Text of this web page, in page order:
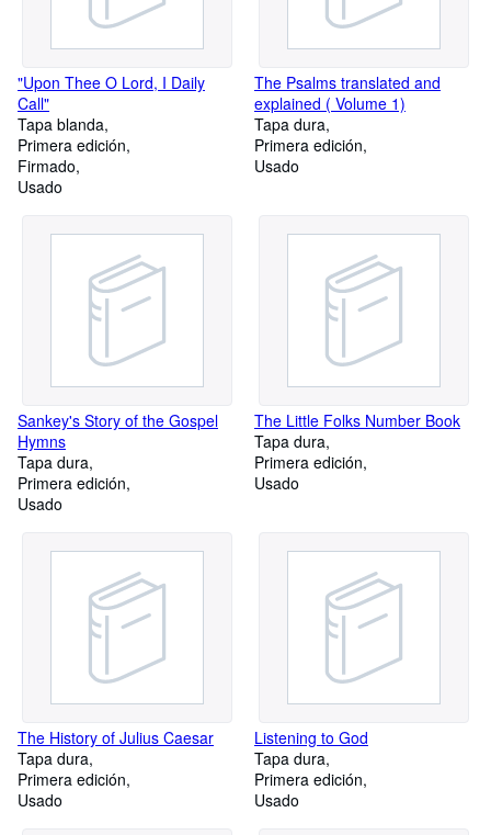
"Upon Thee O Lord, I Daily
Call"
Tapa blanda
Primera edición
Firmado
Usado
The Psalms translated and
explained ( Volume 1)
Tapa dura
Primera edición
Usado
Sankey's Story of the Gospel
Hymns
Tapa dura
Primera edición
Usado
The Little Folks Number Book
Tapa dura
Primera edición
Usado
The History of Julius Caesar
Tapa dura
Primera edición
Usado
Listening to God
Tapa dura
Primera edición
Usado